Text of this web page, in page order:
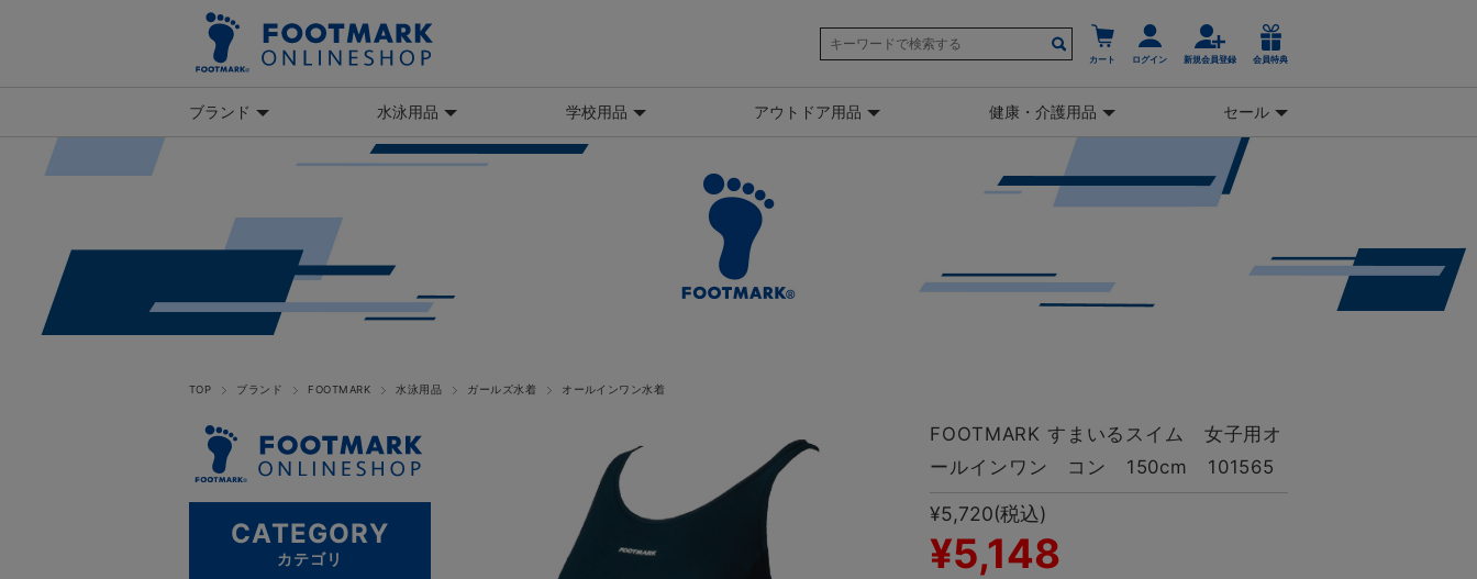
カート ログイン 新規会員登録 会員特典
ブランド 水泳用品 学校用品 アウトドア用品 健康・介護用品 セール
TOP ブランド FOOTMARK 水泳用品 ガールズ水着 オールインワン水着
FOOTMARK すまいるスイム 女子用オ
ールインワン コン 150cm 101565
¥5,720(税込)
¥5,148
CATEGORY
カテゴリ